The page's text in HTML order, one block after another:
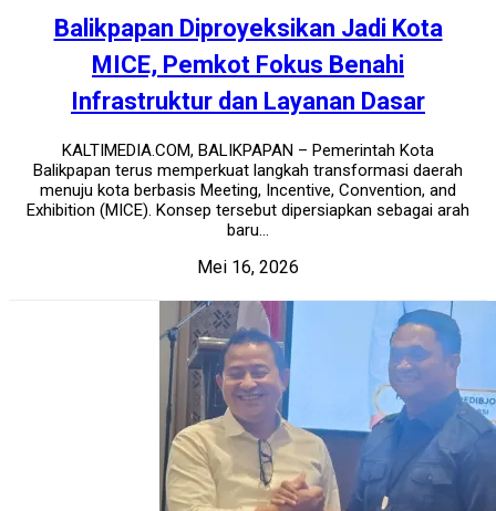
Balikpapan Diproyeksikan Jadi Kota
MICE, Pemkot Fokus Benahi
Infrastruktur dan Layanan Dasar
KALTIMEDIA.COM, BALIKPAPAN – Pemerintah Kota
Balikpapan terus memperkuat langkah transformasi daerah
menuju kota berbasis Meeting, Incentive, Convention, and
Exhibition (MICE). Konsep tersebut dipersiapkan sebagai arah
baru...
Mei 16, 2026